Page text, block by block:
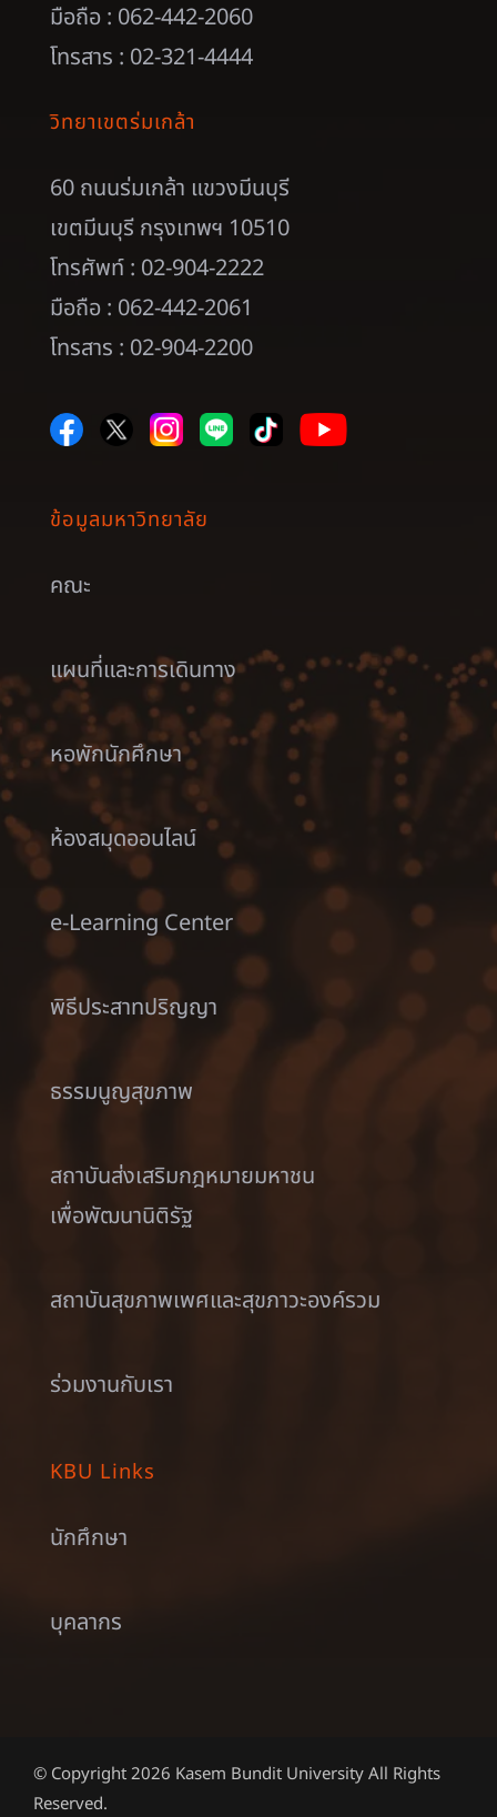
มือถือ : 062-442-2060
โทรสาร : 02-321-4444
วิทยาเขตร่มเกล้า
60 ถนนร่มเกล้า แขวงมีนบุรี
เขตมีนบุรี กรุงเทพฯ 10510
โทรศัพท์ : 02-904-2222
มือถือ : 062-442-2061
โทรสาร : 02-904-2200
ข้อมูลมหาวิทยาลัย
คณะ
แผนที่และการเดินทาง
หอพักนักศึกษา
ห้องสมุดออนไลน์
e-Learning Center
พิธีประสาทปริญญา
ธรรมนูญสุขภาพ
สถาบันส่งเสริมกฎหมายมหาชน
เพื่อพัฒนานิติรัฐ
สถาบันสุขภาพเพศและสุขภาวะองค์รวม
ร่วมงานกับเรา
KBU Links
นักศึกษา
บุคลากร
© Copyright 2026 Kasem Bundit University All Rights
Reserved.